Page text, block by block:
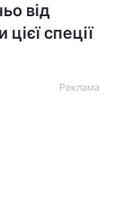
від
спеції
Реклама